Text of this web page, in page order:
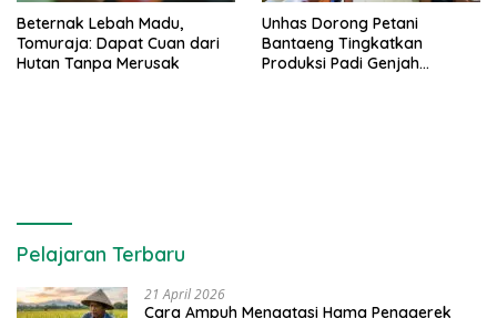
Beternak Lebah Madu,
Tomuraja: Dapat Cuan dari
Hutan Tanpa Merusak
Unhas Dorong Petani
Bantaeng Tingkatkan
Produksi Padi Genjah
Pelajaran Terbaru
21 April 2026
Cara Ampuh Mengatasi Hama Penggerek